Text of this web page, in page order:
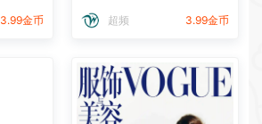
3.99金币 超频 3.99金币